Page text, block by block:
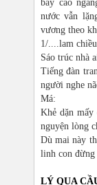
bay cao
nước vẫn
vương theo
1/....lam
Sáo trúc nhà
Tiếng đàn
người nghe
Má:
Khẻ dặn mấy
nguyện lòng
Dù mai này
linh con đừng
LÝ QUA